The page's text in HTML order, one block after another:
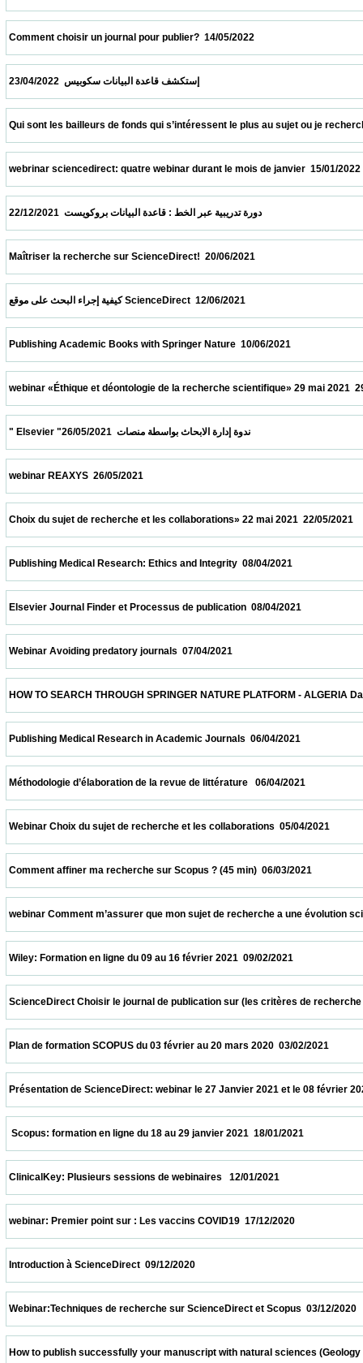
Comment choisir un journal pour publier?  14/05/2022
Qui sont les bailleurs de fonds qui s’intéressent le plus au sujet
webrinar sciencedirect: quatre webinar durant le mois de janvier
دورة تدريبية عبر الخط : قاعدة البيانات بروكويست  22/12/2021
Maîtriser la recherche sur ScienceDirect!  20/06/2021
كيفية إجراء البحث على موقع ScienceDirect  12/06/2021
Publishing Academic Books with Springer Nature  10/06/2021
webinar «Éthique et déontologie de la recherche scientifique» 29
webinar REAXYS  26/05/2021
Choix du sujet de recherche et les collaborations» 22 mai 2021
Publishing Medical Research: Ethics and Integrity  08/04/2021
Elsevier Journal Finder et Processus de publication  08/04/
Webinar Avoiding predatory journals  07/04/2021
HOW TO SEARCH THROUGH SPRINGER NATURE PLATFORM -
Publishing Medical Research in Academic Journals  06/04/
Méthodologie d’élaboration de la revue de littérature   06/04/
Webinar Choix du sujet de recherche et les collaborations  05/
Comment affiner ma recherche sur Scopus ? (45 min)  06/03/
webinar Comment m’assurer que mon sujet de recherche a une
Wiley: Formation en ligne du 09 au 16 février 2021  09/02/2021
ScienceDirect Choisir le journal de publication sur (les critères de
Plan de formation SCOPUS du 03 février au 20 mars 2020  03/
Présentation de ScienceDirect: webinar le 27 Janvier 2021 et le 08
Scopus: formation en ligne du 18 au 29 janvier 2021  18/01/
ClinicalKey: Plusieurs sessions de webinaires   12/01/2021
webinar: Premier point sur : Les vaccins COVID19  17/12/2020
Introduction à ScienceDirect  09/12/2020
Webinar:Techniques de recherche sur ScienceDirect et Scopus
How to publish successfully your manuscript with natural sciences